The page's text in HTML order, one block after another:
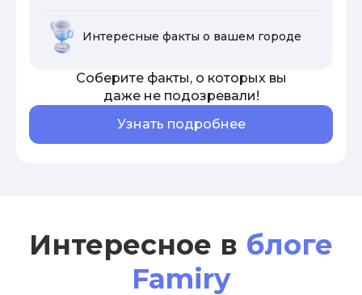
Интересные факты о вашем городе
Соберите факты, о которых вы
даже не подозревали!
Узнать подробнее
Интересное в блоге
Famiry